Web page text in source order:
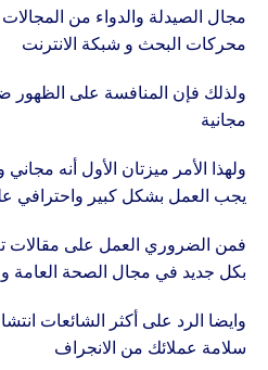
مجال الصيدلة والدواء من
محركات البحث و شبكة الانترنت
ولذلك فإن المنافسة على الظهور
مجانية
ولهذا الأمر ميزتان الأول أنه مجاني
يجب العمل بشكل كبير واحترافي
فمن الضروري العمل على مقالات
بكل جديد في مجال الصحة العامة
وايضا الرد على أكثر الشائعات
سلامة عملائك من الانجراف